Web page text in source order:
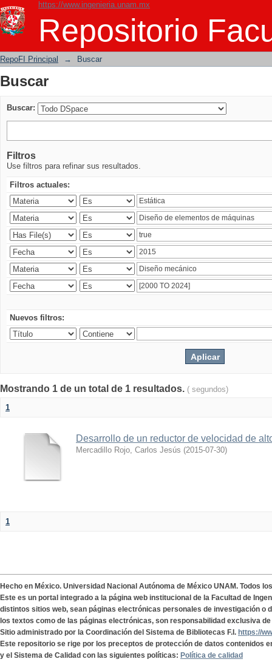
https://www.ingenieria.unam.mx
Repositorio
Buscar
RepoFI Principal → Buscar
Buscar
Buscar:
Filtros
Use filtros para refinar sus resultados.
Filtros actuales:
Nuevos filtros:
Mostrando 1 de un total de 1 resultados. ( segundos)
1
Desarrollo de un reductor de velocidad de
Mercadillo Rojo, Carlos Jesús (2015-07-30)
1
Hecho en México. Universidad Nacional Autónoma de México UNAM. Todos
Este es un portal integrado a la página web institucional de la Facultad de
distintos sitios web, sean páginas electrónicas personales de investigación o
los textos como de las páginas electrónicas, son responsabilidad exclusiva
Sitio administrado por la Coordinación del Sistema de Bibliotecas F.I. https://
Este repositorio se rige por los preceptos de protección de datos contenidos
y el Sistema de Calidad con las siguientes políticas: Política de calidad